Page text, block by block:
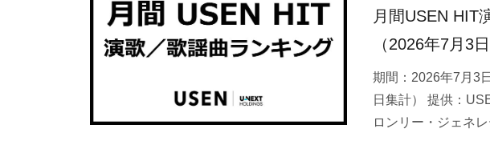
月間USEN HIT
（2026年7月3
期間：2026年7月3
日集計） 提供：
ロンリー・ジェネ